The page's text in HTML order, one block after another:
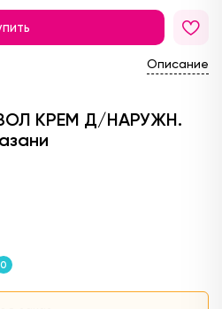
Описание
КРЕМ Д/НАРУЖН.
0